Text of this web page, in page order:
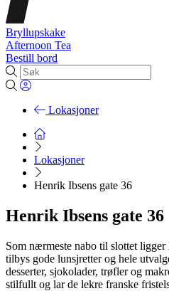
Bryllupskake
Afternoon Tea
Bestill bord
Lokasjoner
Lokasjoner
Henrik Ibsens gate 36
Henrik Ibsens gate 36
Som nærmeste nabo til slottet
tilbys gode lunsjretter og hele
desserter, sjokolader, trøfler og
stilfullt og lar de lekre franske